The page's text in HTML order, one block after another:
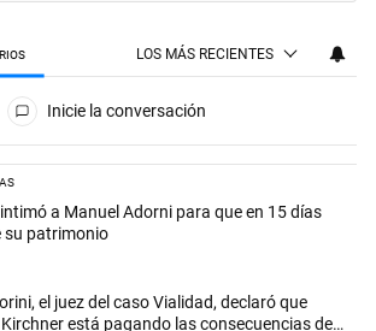
LOS MÁS RECIENTES
Inicie la conversación
los artículos con más comentarios en los
con el título "El fiscal intimó a Manuel
a Manuel Adorni para que en 15 días
su patrimonio
con el título "Jorge Gorini, el juez del caso
el juez del caso Vialidad, declaró que
está pagando las consecuencias de